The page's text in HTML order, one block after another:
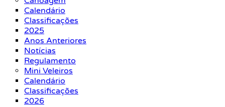
Calendário
Classificações
2025
Anos Anteriores
Notícias
Regulamento
Mini Veleiros
Calendário
Classificações
2026